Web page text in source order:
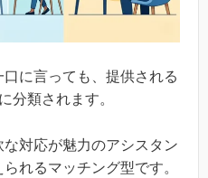
に言っても、提供される
分類されます。
対応が魅力のアシスタン
れるマッチング型です。